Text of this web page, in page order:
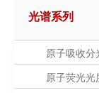
光谱系列
原子吸收分
原子荧光光